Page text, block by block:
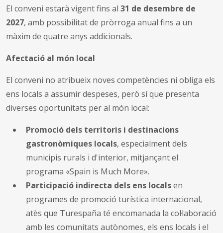
El conveni estarà vigent fins al 31 de desembre de
2027, amb possibilitat de pròrroga anual fins a un
màxim de quatre anys addicionals.
Afectació al món local
El conveni no atribueix noves competències ni obliga els
ens locals a assumir despeses, però sí que presenta
diverses oportunitats per al món local:
Promoció dels territoris i destinacions
gastronòmiques locals, especialment dels
municipis rurals i d'interior, mitjançant el
programa «Spain is Much More».
Participació indirecta dels ens localsen
programes de promoció turística internacional,
atès que Turespaña té encomanada la col·laboració
amb les comunitats autònomes, els ens locals i el